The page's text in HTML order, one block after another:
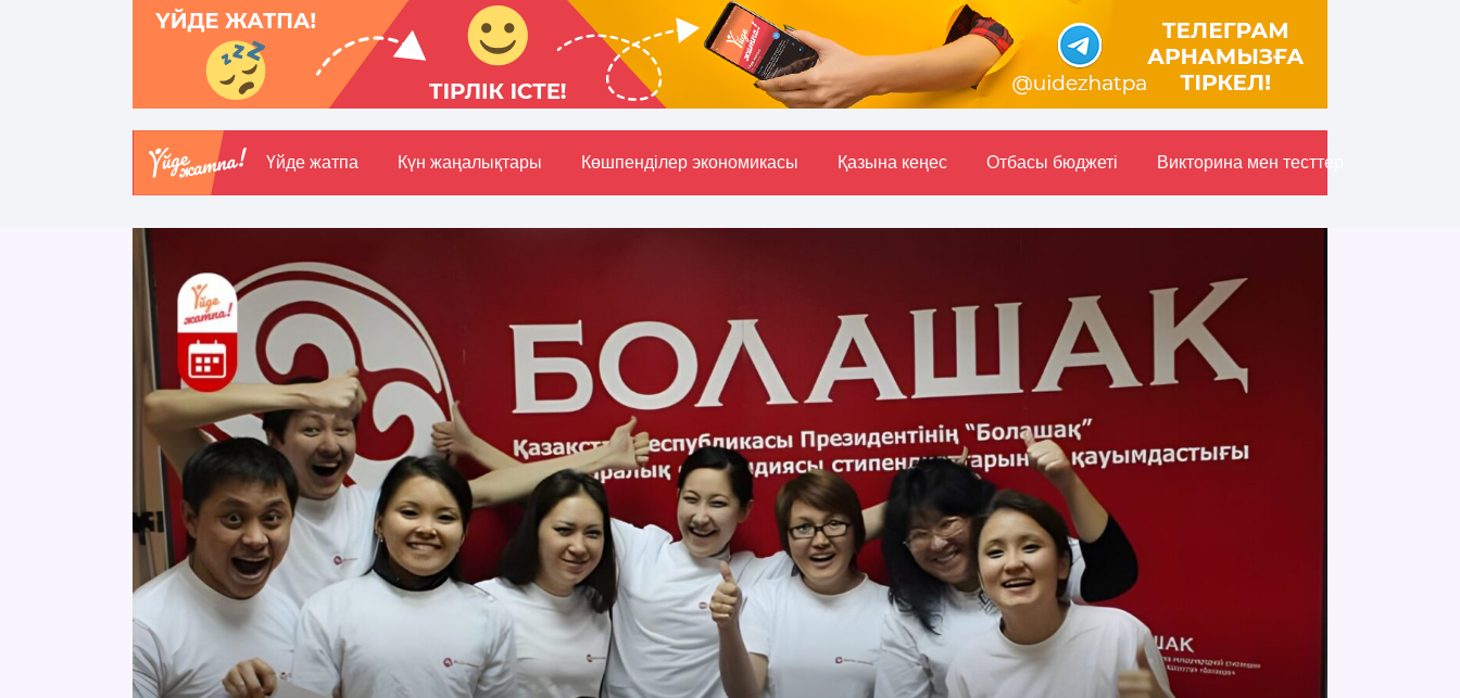
Үйде жатпа Күн жаңалықтары Көшпенділер экономикасы Қазына кеңес Отбасы бюджетi Викторина мен тесттер